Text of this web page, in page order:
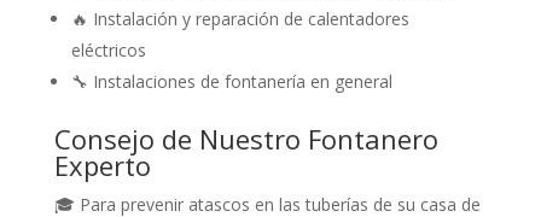
🔥 Instalación y reparación de calentadores
eléctricos
🔧 Instalaciones de fontanería en general
Consejo de Nuestro Fontanero
Experto
🎓 Para prevenir atascos en las tuberías de su casa de